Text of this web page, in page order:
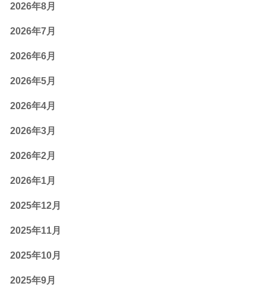
2026年8月
2026年7月
2026年6月
2026年5月
2026年4月
2026年3月
2026年2月
2026年1月
2025年12月
2025年11月
2025年10月
2025年9月